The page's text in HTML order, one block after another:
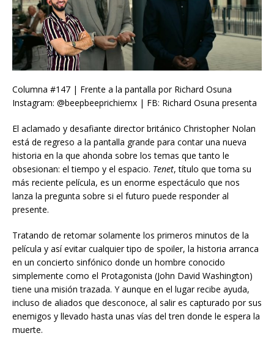
Columna #147 | Frente a la pantalla por Richard Osuna
Instagram: @beepbeeprichiemx | FB: Richard Osuna presenta
El aclamado y desafiante director británico Christopher Nolan
está de regreso a la pantalla grande para contar una nueva
historia en la que ahonda sobre los temas que tanto le
obsesionan: el tiempo y el espacio. Tenet, título que toma su
más reciente película, es un enorme espectáculo que nos
lanza la pregunta sobre si el futuro puede responder al
presente.
Tratando de retomar solamente los primeros minutos de la
película y así evitar cualquier tipo de spoiler, la historia arranca
en un concierto sinfónico donde un hombre conocido
simplemente como el Protagonista (John David Washington)
tiene una misión trazada. Y aunque en el lugar recibe ayuda,
incluso de aliados que desconoce, al salir es capturado por sus
enemigos y llevado hasta unas vías del tren donde le espera la
muerte.